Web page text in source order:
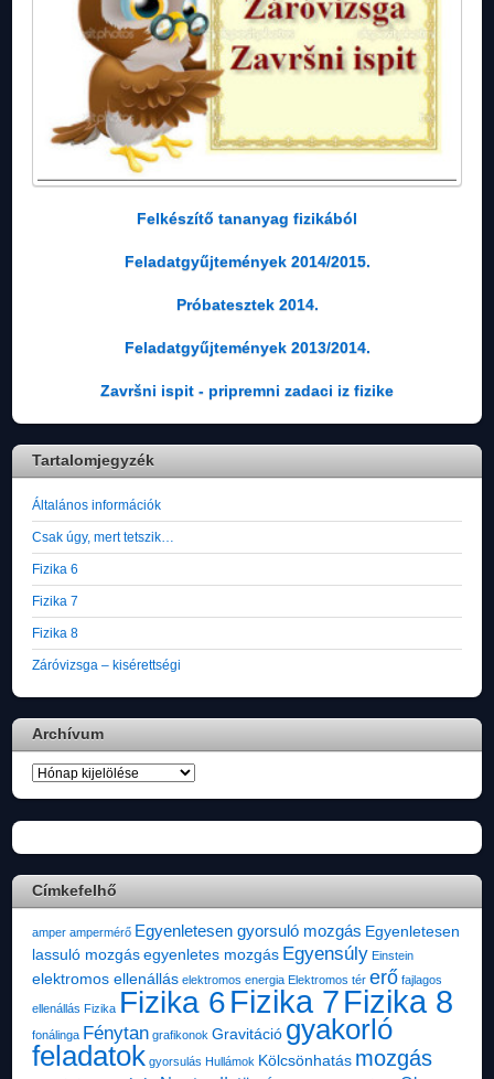
Felkészítő tananyag fizikából
Feladatgyűjtemények 2014/2015.
Próbatesztek 2014.
Feladatgyűjtemények 2013/2014.
Završni ispit - pripremni zadaci iz fizike
Tartalomjegyzék
Általános információk
Csak úgy, mert tetszik…
Fizika 6
Fizika 7
Fizika 8
Záróvizsga – kisérettségi
Archívum
Archívum
Címkefelhő
amper ampermérő Egyenletesen gyorsuló mozgás Egyenletesen
lassuló mozgás egyenletes mozgás Egyensúly Einstein
elektromos ellenállás elektromos energia Elektromos tér erő fajlagos
ellenállás Fizika Fizika 6Fizika 7Fizika 8
fonálinga Fénytan grafikonok Gravitáció gyakorló
feladatok gyorsulás Hullámok Kölcsönhatás mozgás